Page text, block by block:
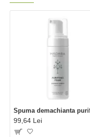
99,64 Lei